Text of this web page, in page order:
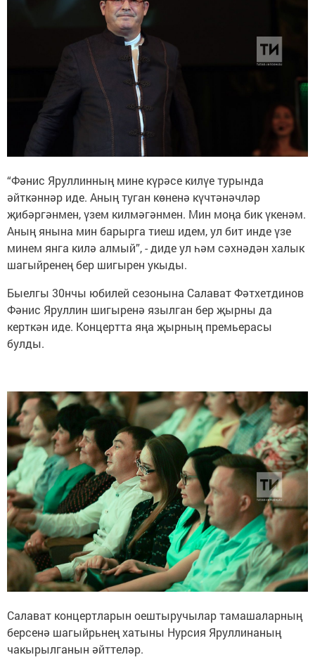
“Фәнис Яруллинның мине күрәсе килүе турында
әйткәннәр иде. Аның туган көненә күчтәнәчләр
җибәргәнмен, үзем килмәгәнмен. Мин моңа бик үкенәм.
Аның янына мин барырга тиеш идем, ул бит инде үзе
минем янга килә алмый”, - диде ул һәм сәхнәдән халык
шагыйренең бер шигырен укыды.
Быелгы 30нчы юбилей сезонына Салават Фәтхетдинов
Фәнис Яруллин шигыренә язылган бер җырны да
керткән иде. Концертта яңа җырның премьерасы
булды.
Салават концертларын оештыручылар тамашаларның
берсенә шагыйрьнең хатыны Нурсия Яруллинаның
чакырылганын әйттеләр.